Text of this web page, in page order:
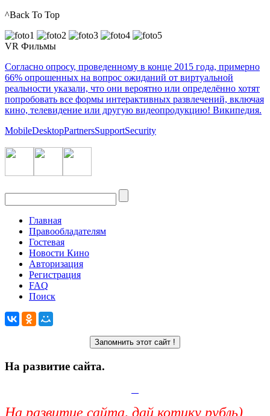
^Back To Top
VR Фильмы
Согласно опросу, проведенному в конце 2015 года, примерно
66% опрошенных на вопрос ожиданий от виртуальной
реальности указали, что они вероятно или определённо хотят
попробовать все формы интерактивных развлечений, включая
кино, телевидение или другую видеопродукцию! Википедия.
MobileDesktopPartnersSupportSecurity
Главная
Правообладателям
Гостевая
Новости Кино
Авторизация
Регистрация
FAQ
Поиск
На развитие сайта.
На развитие сайта, дай котику рубль)